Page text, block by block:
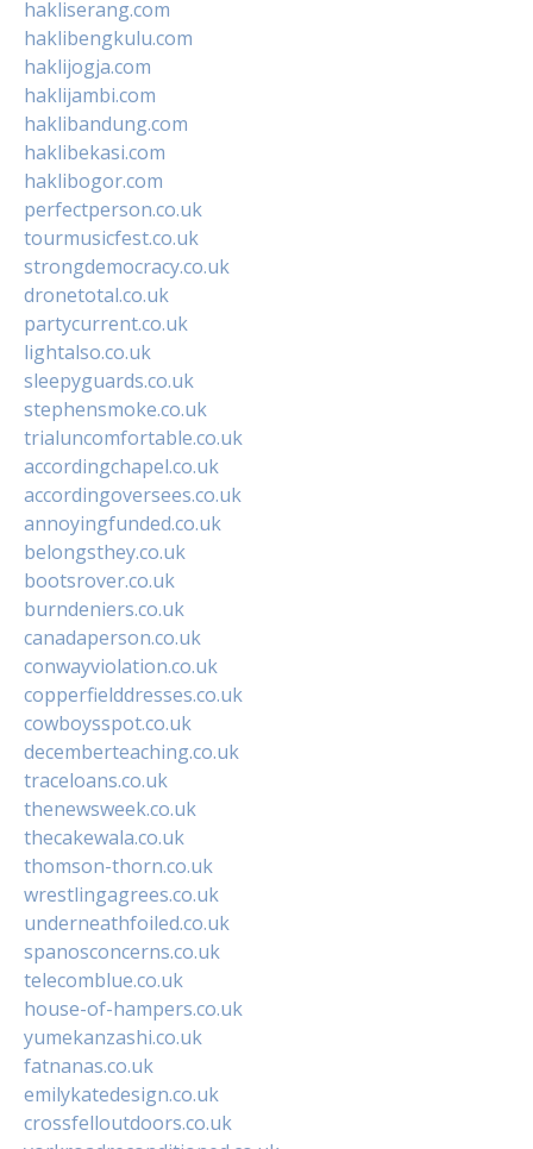
hakliserang.com
haklibengkulu.com
haklijogja.com
haklijambi.com
haklibandung.com
haklibekasi.com
haklibogor.com
perfectperson.co.uk
tourmusicfest.co.uk
strongdemocracy.co.uk
dronetotal.co.uk
partycurrent.co.uk
lightalso.co.uk
sleepyguards.co.uk
stephensmoke.co.uk
trialuncomfortable.co.uk
accordingchapel.co.uk
accordingoversees.co.uk
annoyingfunded.co.uk
belongsthey.co.uk
bootsrover.co.uk
burndeniers.co.uk
canadaperson.co.uk
conwayviolation.co.uk
copperfielddresses.co.uk
cowboysspot.co.uk
decemberteaching.co.uk
traceloans.co.uk
thenewsweek.co.uk
thecakewala.co.uk
thomson-thorn.co.uk
wrestlingagrees.co.uk
underneathfoiled.co.uk
spanosconcerns.co.uk
telecomblue.co.uk
house-of-hampers.co.uk
yumekanzashi.co.uk
fatnanas.co.uk
emilykatedesign.co.uk
crossfelloutdoors.co.uk